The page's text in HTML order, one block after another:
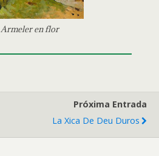
Armeler en flor
Próxima Entrada
La Xica De Deu Duros